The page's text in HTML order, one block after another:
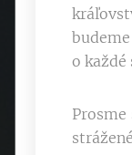
o každé